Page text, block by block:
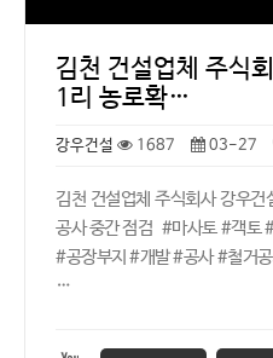
김천 건설업체 주식
1리 농로확…
강우건설 1687 03-27
김천 건설업체 주식회사 강우
공사 중간 점검 #마사토 #객토
#공장부지 #개발 #공사 #철거
…